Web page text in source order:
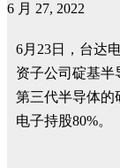
6 月 27, 2022
6月23日，台达
资子公司碇基半
第三代半导体的
电子持股80%。